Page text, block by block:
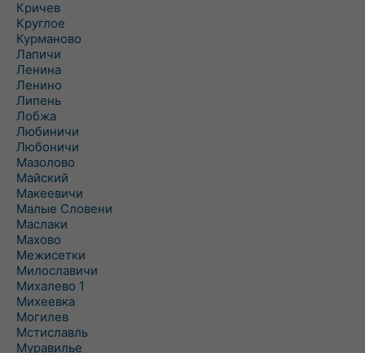
Кричев
Круглое
Курманово
Лапичи
Ленина
Ленино
Липень
Лобжа
Любиничи
Любоничи
Мазолово
Майский
Макеевичи
Малые Словени
Маслаки
Махово
Межисетки
Милославичи
Михалево 1
Михеевка
Могилев
Мстиславль
Муравилье